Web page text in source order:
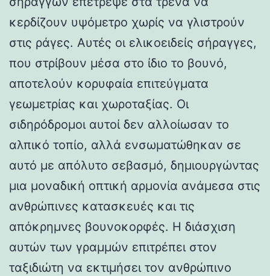
κερδίζουν υψόμετρο χωρίς να γλιστρούν
στις ράγες. Αυτές οι ελικοειδείς σήραγγες,
που στρίβουν μέσα στο ίδιο το βουνό,
αποτελούν κορυφαία επιτεύγματα
γεωμετρίας και χωροταξίας. Οι
σιδηρόδρομοι αυτοί δεν αλλοίωσαν το
αλπικό τοπίο, αλλά ενσωματώθηκαν σε
αυτό με απόλυτο σεβασμό, δημιουργώντας
μια μοναδική οπτική αρμονία ανάμεσα στις
ανθρώπινες κατασκευές και τις
απόκρημνες βουνοκορφές. Η διάσχιση
αυτών των γραμμών επιτρέπει στον
ταξιδιώτη να εκτιμήσει τον ανθρώπινο